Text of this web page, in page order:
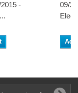
-
09/